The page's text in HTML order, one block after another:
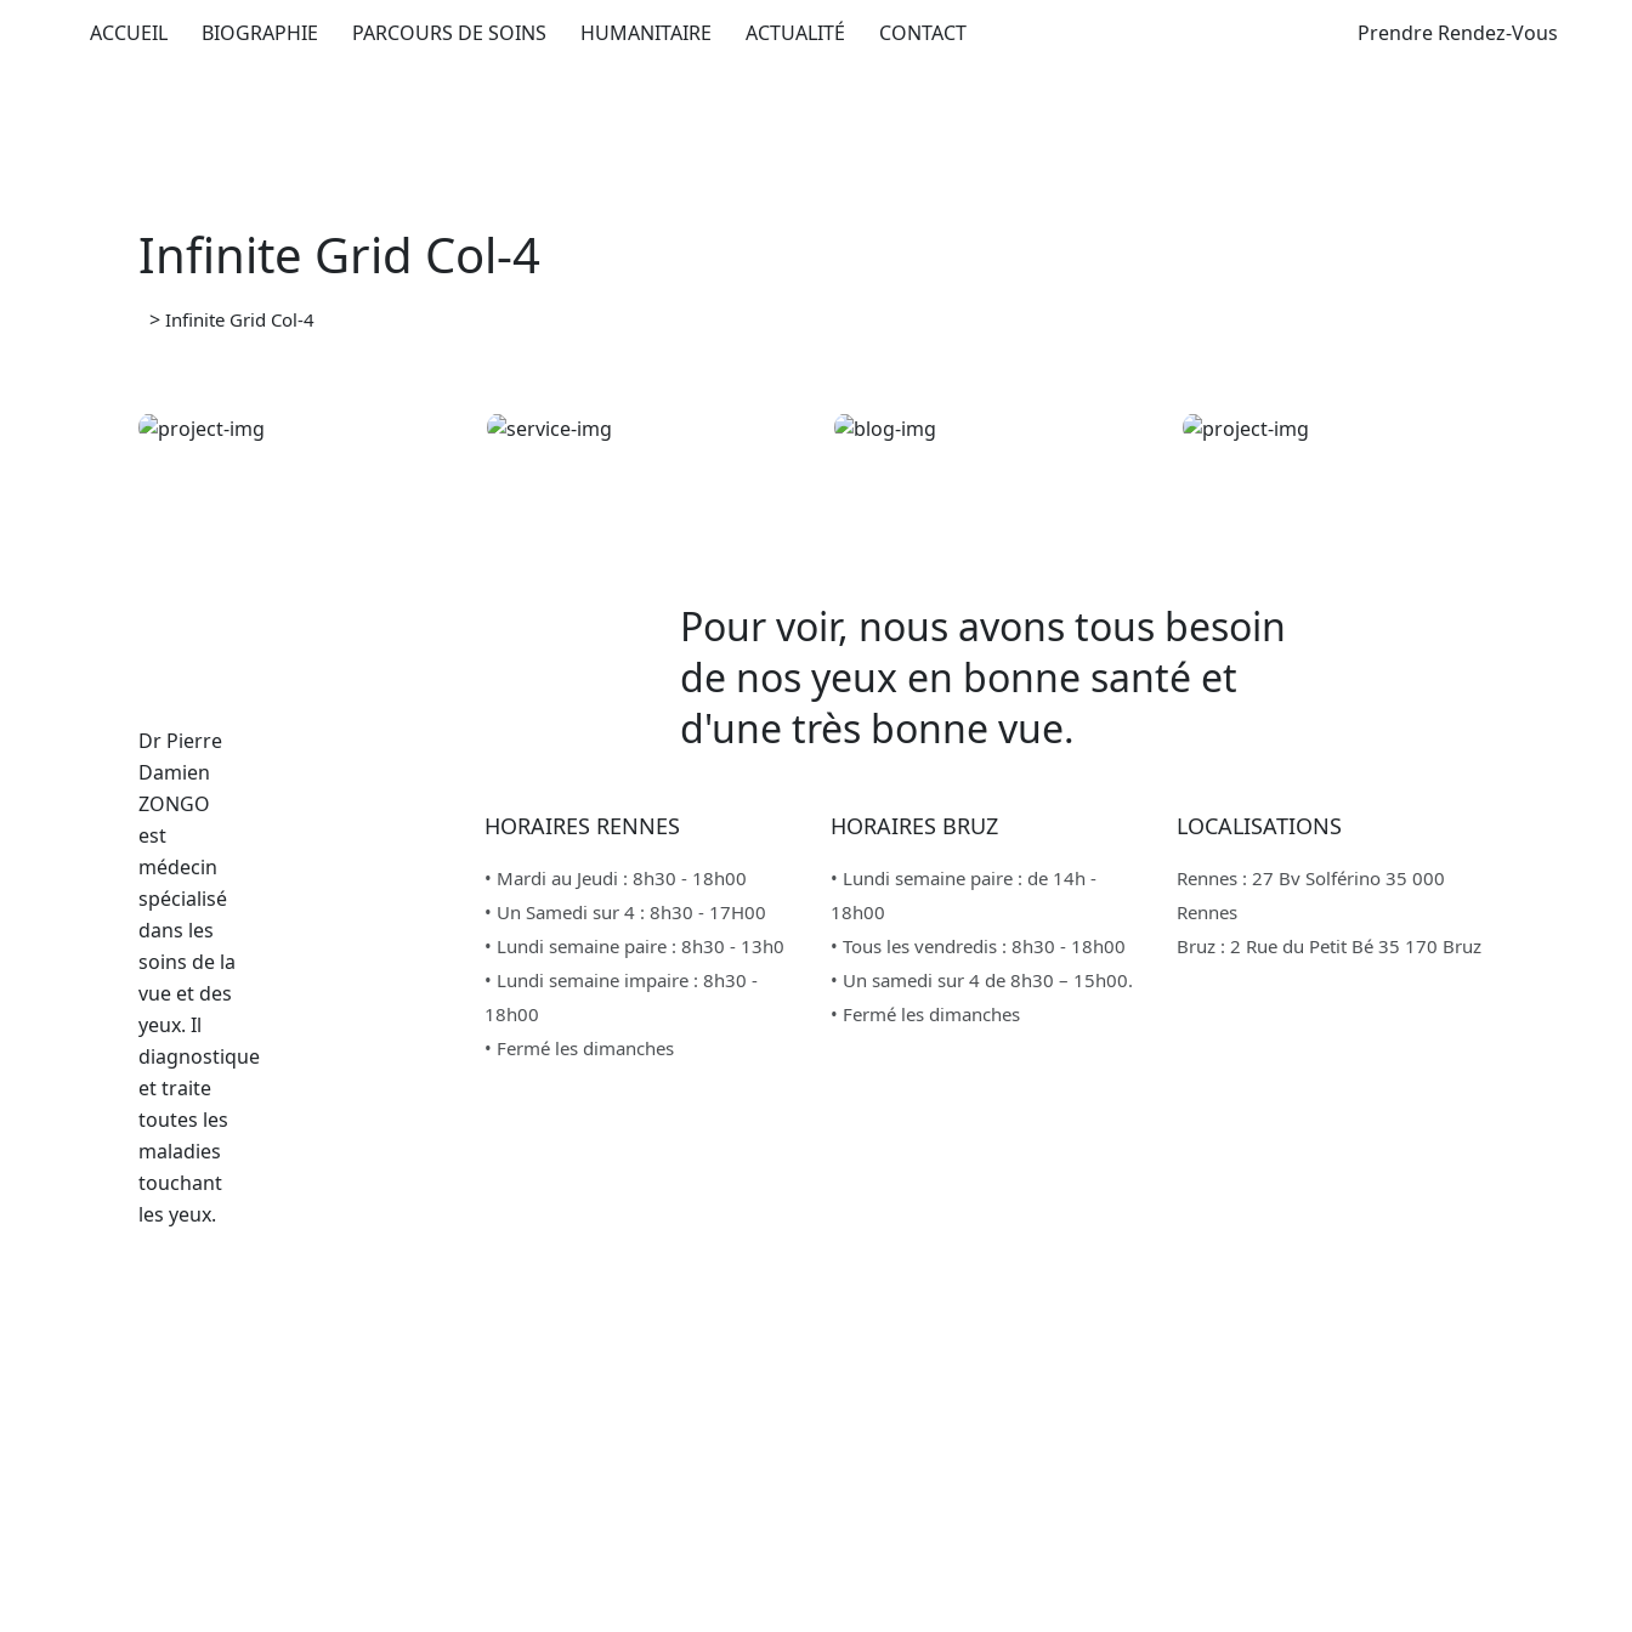
ACCUEIL BIOGRAPHIE PARCOURS DE SOINS HUMANITAIRE ACTUALITÉ CONTACT Prendre Rendez-Vous
Infinite Grid Col-4
> Infinite Grid Col-4
rgeon
rysm
Supraventricular Cardiothoracic
Pour voir, nous avons tous besoin
de nos yeux en bonne santé et
d'une très bonne vue.
Dr Pierre
Damien
ZONGO
est
médecin
spécialisé
dans les
soins de la
vue et des
yeux. Il
diagnostique
et traite
toutes les
maladies
touchant
les yeux.
HORAIRES RENNES
• Mardi au Jeudi : 8h30 - 18h00
• Un Samedi sur 4 : 8h30 - 17H00
• Lundi semaine paire : 8h30 - 13h0
• Lundi semaine impaire : 8h30 -
18h00
• Fermé les dimanches
HORAIRES BRUZ
• Lundi semaine paire : de 14h -
18h00
• Tous les vendredis : 8h30 - 18h00
• Un samedi sur 4 de 8h30 – 15h00.
• Fermé les dimanches
LOCALISATIONS
Rennes : 27 Bv Solférino 35 000
Rennes
Bruz : 2 Rue du Petit Bé 35 170 Bruz